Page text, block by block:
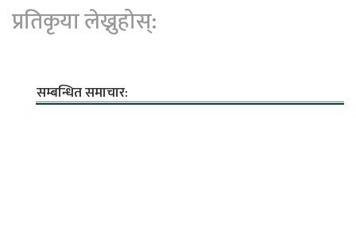
प्रतिकृया लेख्नुहोस्:
सम्बन्धित समाचार: